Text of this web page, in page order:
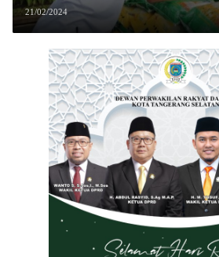
21/02/2024